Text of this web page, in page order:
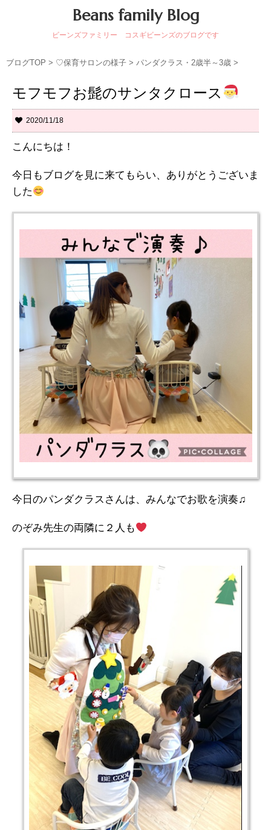
Beans family Blog
ビーンズファミリー コスギビーンズのブログです
ブログTOP > ♡保育サロンの様子 > パンダクラス・2歳半～3歳 >
モフモフお髭のサンタクロース
2020/11/18
こんにちは！
今日もブログを見に来てもらい、ありがとうございま
した
今日のパンダクラスさんは、みんなでお歌を演奏♫
のぞみ先生の両隣に２人も